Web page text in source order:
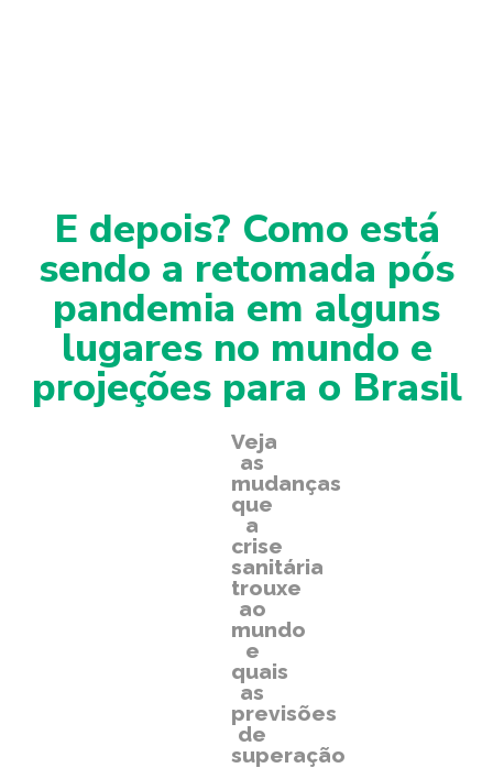
E depois? Como está
sendo a retomada pós
pandemia em alguns
lugares no mundo e
projeções para o Brasil
Veja
as
mudanças
que
a
crise
sanitária
trouxe
ao
mundo
e
quais
as
previsões
de
superação